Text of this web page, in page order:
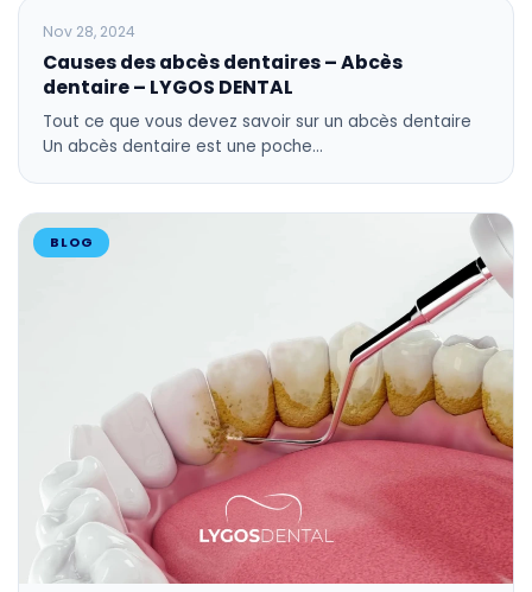
BLOG
Nov 28, 2024
Causes des abcès dentaires – Abcès
dentaire – LYGOS DENTAL
Tout ce que vous devez savoir sur un abcès dentaire
Un abcès dentaire est une poche…
BLOG